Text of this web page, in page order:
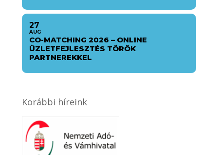
27
AUG
CO-MATCHING 2026 – ONLINE
ÜZLETFEJLESZTÉS TÖRÖK
PARTNEREKKEL
Korábbi híreink